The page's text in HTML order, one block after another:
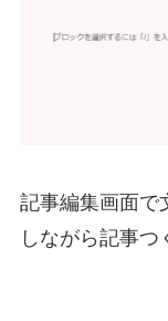
記事編集画面で
しながら記事つ